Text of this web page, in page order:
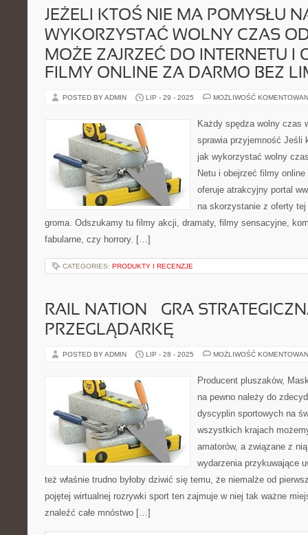
JEŻELI KTOŚ NIE MA POMYSŁU
WYKORZYSTAĆ WOLNY CZAS
MOŻE ZAJRZEĆ DO INTERNETU I
FILMY ONLINE ZA DARMO BEZ
POSTED BY ADMIN LIP - 29 - 2025 MOŻLIWOŚĆ
Każdy spędza wolny czas
sprawia przyjemność Jeśli
jak wykorzystać wolny
Netu i obejrzeć filmy
oferuje atrakcyjny portal
na skorzystanie z oferty
groma. Odszukamy tu filmy akcji, dramaty, filmy sensacyjne,
fabularne, czy horrory. […]
CATEGORIES: PRODUKTY I RECENZJE
RAIL NATION – GRA
PRZEGLĄDARKĘ
POSTED BY ADMIN LIP - 28 - 2025 MOŻLIWOŚĆ
Producent pluszaków,
na pewno należy do
dyscyplin sportowych na
wszystkich krajach
amatorów, a związane z
wydarzenia przykuwające
też właśnie trudno byłoby dziwić się temu, że niemalże od
pojętej wirtualnej rozrywki sport ten zajmuje w niej tak ważne
znaleźć całe mnóstwo […]